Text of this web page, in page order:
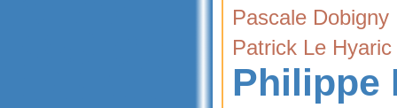
Pascale Dobigny
Patrick Le Hyaric
Philippe